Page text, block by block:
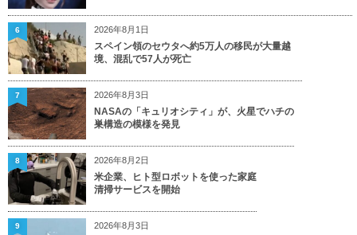
2026年8月1日
スペイン領のセウタへ約5万人の移民が大量越
境、混乱で57人が死亡
6
2026年8月3日
NASAの「キュリオシティ」が、火星でハチの
巣構造の模様を発見
7
2026年8月2日
米企業、ヒト型ロボットを使った家庭
清掃サービスを開始
8
2026年8月3日
9